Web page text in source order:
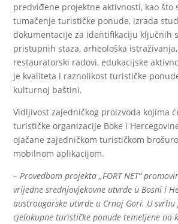
predviđene projektne aktivnosti, kao što
tumačenje turističke ponude, izrada
dokumentacije za identifikaciju ključnih
pristupnih staza, arheološka
restauratorski radovi, edukacijske
je kvaliteta i raznolikost turističke
kulturnoj baštini.
Vidljivost zajedničkog proizvoda kojima
turističke organizacije Boke i
ojačane zajedničkom turističkom
mobilnom aplikacijom.
– Provedbom projekta „FORT NET“
vrijedne srednjovjekovne utvrde u Bosni i
austrougarske utvrde u Crnoj Gori. U
cjelokupne turističke ponude temeljene na